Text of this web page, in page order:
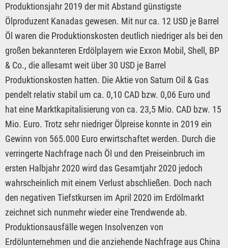
Produktionsjahr 2019 der mit Abstand günstigste
Ölproduzent Kanadas gewesen. Mit nur ca. 12 USD je Barrel
Öl waren die Produktionskosten deutlich niedriger als bei den
großen bekannteren Erdölplayern wie Exxon Mobil, Shell, BP
& Co., die allesamt weit über 30 USD je Barrel
Produktionskosten hatten. Die Aktie von Saturn Oil & Gas
pendelt relativ stabil um ca. 0,10 CAD bzw. 0,06 Euro und
hat eine Marktkapitalisierung von ca. 23,5 Mio. CAD bzw. 15
Mio. Euro. Trotz sehr niedriger Ölpreise konnte in 2019 ein
Gewinn von 565.000 Euro erwirtschaftet werden. Durch die
verringerte Nachfrage nach Öl und den Preiseinbruch im
ersten Halbjahr 2020 wird das Gesamtjahr 2020 jedoch
wahrscheinlich mit einem Verlust abschließen. Doch nach
den negativen Tiefstkursen im April 2020 im Erdölmarkt
zeichnet sich nunmehr wieder eine Trendwende ab.
Produktionsausfälle wegen Insolvenzen von
Erdölunternehmen und die anziehende Nachfrage aus China